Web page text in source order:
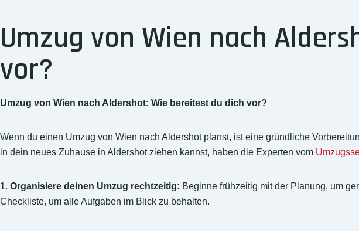
Umzug von Wien nach
vor?
Umzug von Wien nach Aldershot: Wie bereitest du dich vor?
Wenn du einen Umzug von Wien nach Aldershot planst, ist eine gründliche
in dein neues Zuhause in Aldershot ziehen kannst, haben die Experten vom
1. Organisiere deinen Umzug rechtzeitig: Beginne frühzeitig mit der Planung, um
Checkliste, um alle Aufgaben im Blick zu behalten.